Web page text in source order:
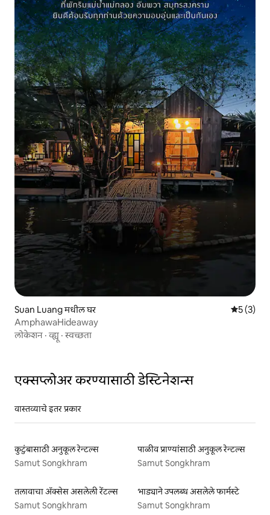
Suan Luang मधील घर 5 पैकी 5
5 (3)
AmphawaHideaway
लोकेशन ·व्ह्यू ·स्वच्छता
एक्सप्लोअर करण्यासाठी डेस्टिनेशन्स
वास्तव्याचे इतर प्रकार
कुटुंबासाठी अनुकूल रेन्टल्स
Samut Songkhram
पाळीव प्राण्यांसाठी अनुकूल रेन्टल्स
Samut Songkhram
तलावाचा ॲक्सेस असलेली रेंटल्स
Samut Songkhram
भाड्याने उपलब्ध असलेले फार्मस्टे
Samut Songkhram